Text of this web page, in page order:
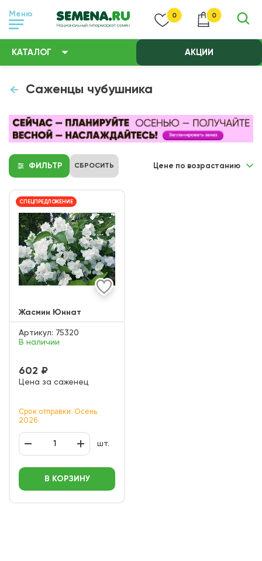
Меню 0 0
КАТАЛОГ АКЦИИ
Саженцы чубушника
ФИЛЬТР СБРОСИТЬ Цене по возрастанию
СПЕЦПРЕДЛОЖЕНИЕ
Жасмин Юннат
Артикул: 75320
В наличии
602 ₽
Цена за саженец
Срок отправки: Осень
2026
шт.
В КОРЗИНУ